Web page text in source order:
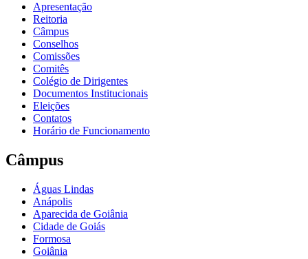
Apresentação
Reitoria
Câmpus
Conselhos
Comissões
Comitês
Colégio de Dirigentes
Documentos Institucionais
Eleições
Contatos
Horário de Funcionamento
Câmpus
Águas Lindas
Anápolis
Aparecida de Goiânia
Cidade de Goiás
Formosa
Goiânia